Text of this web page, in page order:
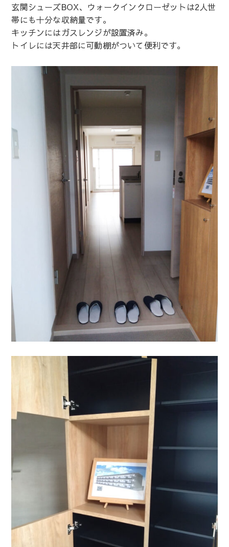
玄関シューズBOX、ウォークインクローゼットは2人世
帯にも十分な収納量です。
キッチンにはガスレンジが設置済み。
トイレには天井部に可動棚がついて便利です。